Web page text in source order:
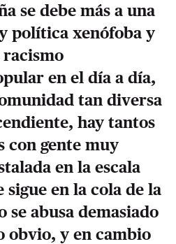
se debe más a una
política xenófoba y
racismo
en el día a día,
tan diversa
hay tantos
con gente muy
en la escala
en la cola de la
se abusa demasiado
obvio, y en cambio